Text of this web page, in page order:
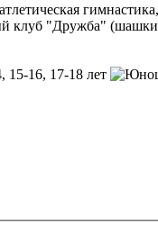
клуб "Дружба"
15-16, 17-18 лет